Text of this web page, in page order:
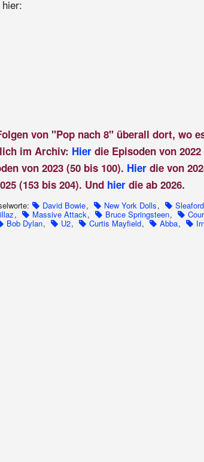
von "Pop nach 8" überall dort, wo
im Archiv: Hier die Episoden von
von 2023 (50 bis 100). Hier die von
(153 bis 204). Und hier die ab 2026.
David Bowie, New York Dolls,
, Massive Attack, Bruce Springsteen,
Bob Dylan, U2, Curtis Mayfield, Abba,